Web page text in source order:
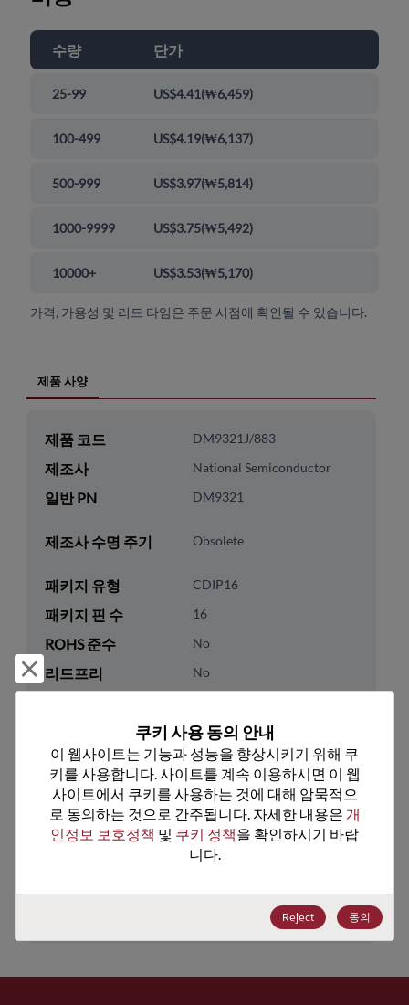
수량 단가
25-99 US$4.41(₩6,459)
100-499 US$4.19(₩6,137)
500-999 US$3.97(₩5,814)
1000-9999 US$3.75(₩5,492)
10000+ US$3.53(₩5,170)
가격, 가용성 및 리드 타임은 주문 시점에 확인될 수 있습니다.
제품 사양
제품 코드 DM9321J/883
제조사 National Semiconductor
일반 PN DM9321
제조사 수명 주기 Obsolete
패키지 유형 CDIP16
패키지 핀 수 16
ROHS 준수 No
리드프리 No
0
기술 카테고리 Logic
기술 하위 카테고리 Standard Logic
기술 그룹 Switch/Mux/Demux/Decode
거부 및 닫기
쿠키 사용 동의 안내
이 웹사이트는 기능과 성능을 향상시키기 위해 쿠
키를 사용합니다. 사이트를 계속 이용하시면 이 웹
사이트에서 쿠키를 사용하는 것에 대해 암묵적으
로 동의하는 것으로 간주됩니다. 자세한 내용은 개
인정보 보호정책 및 쿠키 정책을 확인하시기 바랍
니다.
Reject 동의